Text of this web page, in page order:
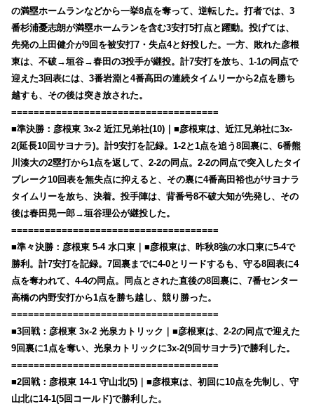
の満塁ホームランなどから一挙8点を奪って、逆転した。打者では、3
番杉浦憂志朗が満塁ホームランを含む3安打5打点と躍動。投げては、
先発の上田健介が9回を被安打7・失点4と好投した。一方、敗れた彦根
東は、不破→垣谷→春田の3投手が継投。計7安打を放ち、1-1の同点で
迎えた3回表には、3番岩淵と4番髙田の連続タイムリーから2点を勝ち
越すも、その後は突き放された。
=====================================
■準決勝：彦根東 3x-2 近江兄弟社(10)｜■彦根東は、近江兄弟社に3x-
2(延長10回サヨナラ)。計9安打を記録。1-2と1点を追う8回裏に、6番熊
川湊大の2塁打から1点を返して、2-2の同点。2-2の同点で突入したタイ
ブレーク10回表を無失点に抑えると、その裏に4番高田裕也がサヨナラ
タイムリーを放ち、決着。投手陣は、背番号8不破大知が先発し、その
後は春田晃一郎→垣谷理公が継投した。
=====================================
■準々決勝：彦根東 5-4 水口東｜■彦根東は、昨秋8強の水口東に5-4で
勝利。計7安打を記録。7回裏までに4-0とリードするも、守る8回表に4
点を奪われて、4-4の同点。同点とされた直後の8回裏に、7番センター
高橋の内野安打から1点を勝ち越し、競り勝った。
=====================================
■3回戦：彦根東 3x-2 光泉カトリック｜■彦根東は、2-2の同点で迎えた
9回裏に1点を奪い、光泉カトリックに3x-2(9回サヨナラ)で勝利した。
=====================================
■2回戦：彦根東 14-1 守山北(5)｜■彦根東は、初回に10点を先制し、守
山北に14-1(5回コールド)で勝利した。